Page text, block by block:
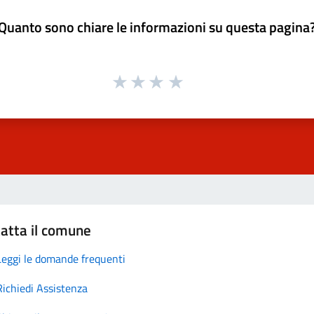
sono chiare le informazioni su questa
il comune
le domande frequenti
Assistenza